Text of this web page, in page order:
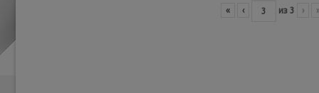
« ‹ из 3 ›